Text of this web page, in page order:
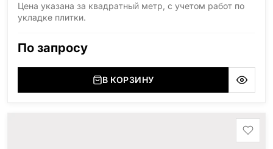
Цена указана за квадратный метр, с учетом работ по
укладке плитки.
По запросу
В КОРЗИНУ